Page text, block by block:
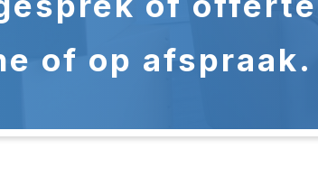
of op afspraak.